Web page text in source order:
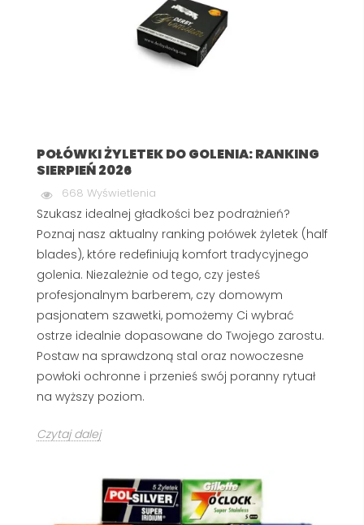
POŁÓWKI ŻYLETEK DO GOLENIA: RANKING
SIERPIEŃ 2026
668 Wyświetlenia
Szukasz idealnej gładkości bez podrażnień?
Poznaj nasz aktualny ranking połówek żyletek (half
blades), które redefiniują komfort tradycyjnego
golenia. Niezależnie od tego, czy jesteś
profesjonalnym barberem, czy domowym
pasjonatem szawetki, pomożemy Ci wybrać
ostrze idealnie dopasowane do Twojego zarostu.
Postaw na sprawdzoną stal oraz nowoczesne
powłoki ochronne i przenieś swój poranny rytuał
na wyższy poziom.
Czytaj dalej